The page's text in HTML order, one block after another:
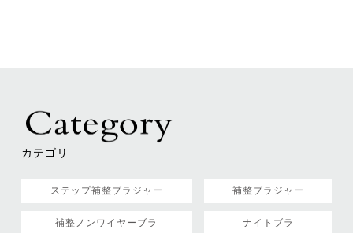
カテゴリ
ステップ補整ブラジャー 補整ブラジャー
補整ノンワイヤーブラ ナイトブラ